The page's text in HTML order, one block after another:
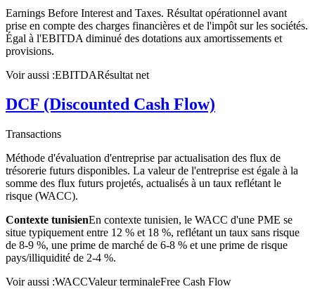
Earnings Before Interest and Taxes. Résultat opérationnel avant
prise en compte des charges financières et de l'impôt sur les sociétés.
Égal à l'EBITDA diminué des dotations aux amortissements et
provisions.
Voir aussi :EBITDARésultat net
DCF (Discounted Cash Flow)
Transactions
Méthode d'évaluation d'entreprise par actualisation des flux de
trésorerie futurs disponibles. La valeur de l'entreprise est égale à la
somme des flux futurs projetés, actualisés à un taux reflétant le
risque (WACC).
Contexte tunisienEn contexte tunisien, le WACC d'une PME se
situe typiquement entre 12 % et 18 %, reflétant un taux sans risque
de 8-9 %, une prime de marché de 6-8 % et une prime de risque
pays/illiquidité de 2-4 %.
Voir aussi :WACCValeur terminaleFree Cash Flow